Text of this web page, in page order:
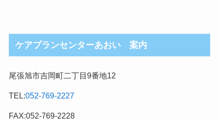
ケアプランセンターあおい 案内
尾張旭市吉岡町二丁目9番地12
TEL:052-769-2227
FAX:052-769-2228